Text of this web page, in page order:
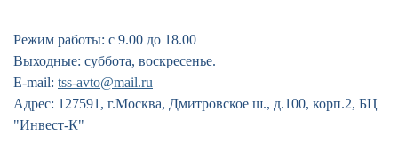
Режим работы: с 9.00 до 18.00
Выходные: суббота, воскресенье.
E-mail: tss-avto@mail.ru
Адрес: 127591, г.Москва, Дмитровское ш., д.100, корп.2, БЦ
"Инвест-К"